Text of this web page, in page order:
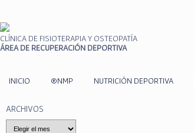
CLÍNICA DE FISIOTERAPIA Y OSTEOPATÍA
ÁREA DE RECUPERACIÓN DEPORTIVA
INICIO ®NMP NUTRICIÓN DEPORTIVA
ARCHIVOS
Archivos